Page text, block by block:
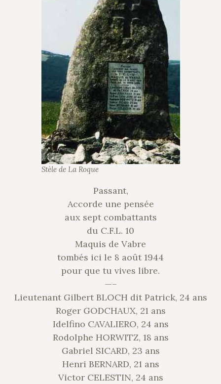
Stèle de La Roque
Passant,
Accorde une pensée
aux sept combattants
du C.F.L. 10
Maquis de Vabre
tombés ici le 8 août 1944
pour que tu vives libre.
—–
Lieutenant Gilbert BLOCH dit Patrick, 24 ans
Roger GODCHAUX, 21 ans
Idelfino CAVALIERO, 24 ans
Rodolphe HORWITZ, 18 ans
Gabriel SICARD, 23 ans
Henri BERNARD, 21 ans
Victor CELESTIN, 24 ans